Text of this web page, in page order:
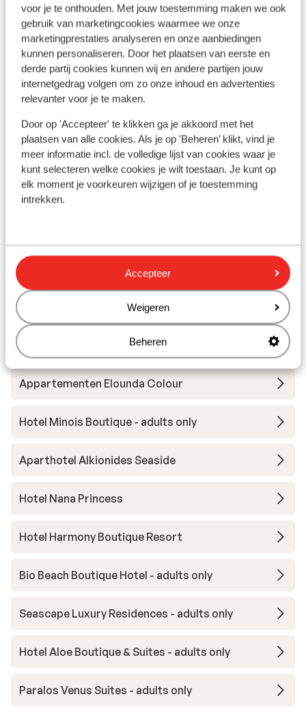
voor je te onthouden. Met jouw toestemming maken we ook
gebruik van marketingcookies waarmee we onze
marketingprestaties analyseren en onze aanbiedingen
kunnen personaliseren. Door het plaatsen van eerste en
derde partij cookies kunnen wij en andere partijen jouw
internetgedrag volgen om zo onze inhoud en advertenties
relevanter voor je te maken.
Door op 'Accepteer' te klikken ga je akkoord met het
plaatsen van alle cookies. Als je op 'Beheren’ klikt, vind je
meer informatie incl. de volledige lijst van cookies waar je
kunt selecteren welke cookies je wilt toestaan. Je kunt op
elk moment je voorkeuren wijzigen of je toestemming
intrekken.
Accepteer
Weigeren
Beheren
Bekijk op kaart
In de buurt
Aan het strand (zandstrand, ligstoelen, parasol)
In het centrum
Centrum Herklion: 7 km
Afstand tot luchthaven circa 12, kilometer
Haven: 7 km
Bushalte: 30 m
Restaurant: 30 m
Afstand tot dichtstbijzijnde arts
Andere accommodaties in Kreta
Appartementen Elounda Colour
Hotel Minois Boutique - adults only
Aparthotel Alkionides Seaside
Hotel Nana Princess
Hotel Harmony Boutique Resort
Bio Beach Boutique Hotel - adults only
Seascape Luxury Residences - adults only
Hotel Aloe Boutique & Suites - adults only
Paralos Venus Suites - adults only